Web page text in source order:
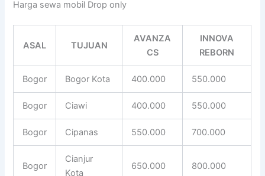
Harga sewa mobil Drop only
ASAL TUJUAN
AVANZA
CS
INNOVA
REBORN
Bogor Bogor Kota 400.000 550.000
Bogor Ciawi 400.000 550.000
Bogor Cipanas 550.000 700.000
Bogor
Cianjur
Kota
650.000 800.000